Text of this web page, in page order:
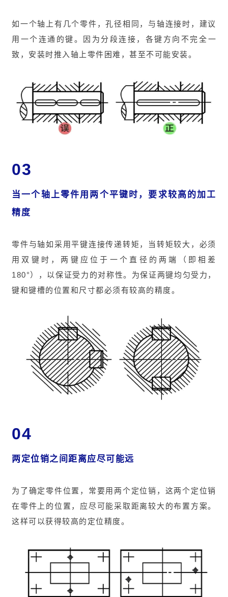
如一个轴上有几个零件，孔径相同，与轴连接时，建议
用一个连通的键。因为分段连接，各键方向不完全一
致，安装时推入轴上零件困难，甚至不可能安装。
03
当一个轴上零件用两个平键时，要求较高的加工
精度
零件与轴如采用平键连接传递转矩，当转矩较大，必须
用双键时，两键应位于一个直径的两端（即相差
180°），以保证受力的对称性。为保证两键均匀受力，
键和键槽的位置和尺寸都必须有较高的精度。
04
两定位销之间距离应尽可能远
为了确定零件位置，常要用两个定位销，这两个定位销
在零件上的位置，应尽可能采取距离较大的布置方案。
这样可以获得较高的定位精度。